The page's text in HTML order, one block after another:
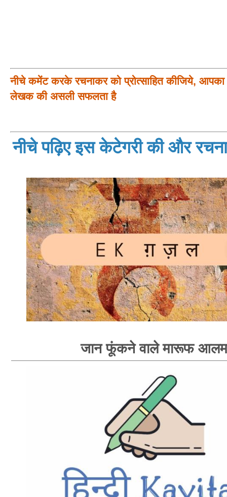
नीचे कमेंट करके रचनाकर को प्रोत्साहित कीजिये, आपका
लेखक की असली सफलता है
नीचे पढ़िए इस केटेगरी की और
जान फूंकने वाले मारूफ आलम